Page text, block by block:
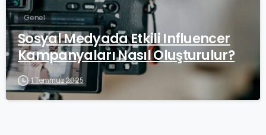
Genel
Sosyal Medyada Etkili Influencer
Kampanyaları Nasıl Oluşturulur?
1 Temmuz 2025